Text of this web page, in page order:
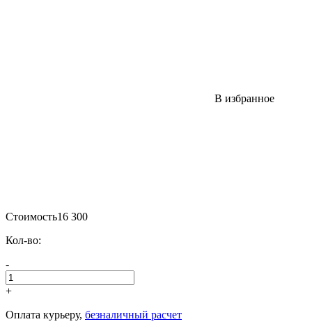
В избранное
Стоимость16 300
Кол-во:
-
+
Оплата курьеру, безналичный расчет